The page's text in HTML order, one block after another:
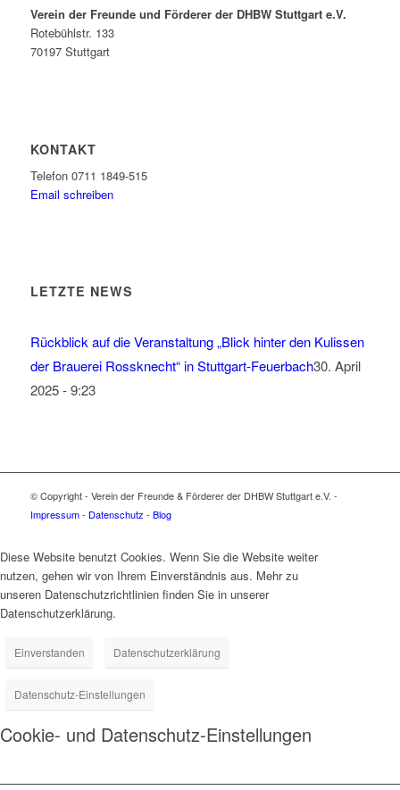
Verein der Freunde und Förderer der DHBW Stuttgart e.V.
Rotebühlstr. 133
70197 Stuttgart
KONTAKT
Telefon 0711 1849-515
Email schreiben
LETZTE NEWS
Rückblick auf die Veranstaltung „Blick hinter den Kulissen
der Brauerei Rossknecht“ in Stuttgart-Feuerbach30. April
2025 - 9:23
© Copyright - Verein der Freunde & Förderer der DHBW Stuttgart e.V. -
Impressum- Datenschutz - Blog
Diese Website benutzt Cookies. Wenn Sie die Website weiter
nutzen, gehen wir von Ihrem Einverständnis aus. Mehr zu
unseren Datenschutzrichtlinien finden Sie in unserer
Datenschutzerklärung.
Einverstanden Datenschutzerklärung
Datenschutz-Einstellungen
Cookie- und Datenschutz-Einstellungen